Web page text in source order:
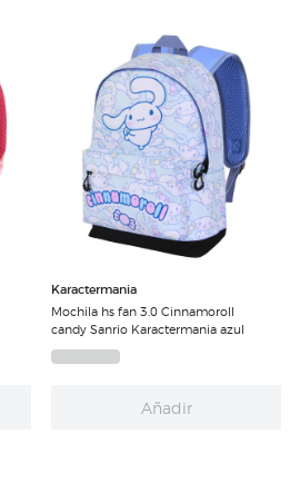
Karactermania
Mochila hs fan 3.0 Cinnamoroll
candy Sanrio Karactermania azul
Añadir